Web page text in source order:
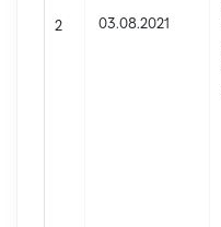
2 03.08.2021